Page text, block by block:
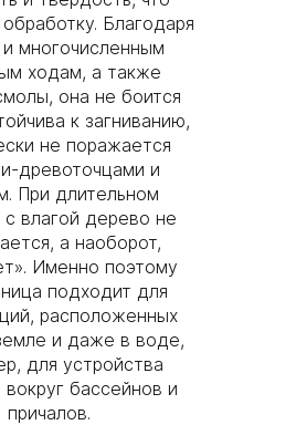
Благодаря
многочисленным
ходам, а также
она не боится
к загниванию,
не поражается
древоточцами и
При длительном
с влагой дерево не
а наоборот,
Именно поэтому
подходит для
расположенных
и даже в воде,
для устройства
вокруг бассейнов и
причалов.